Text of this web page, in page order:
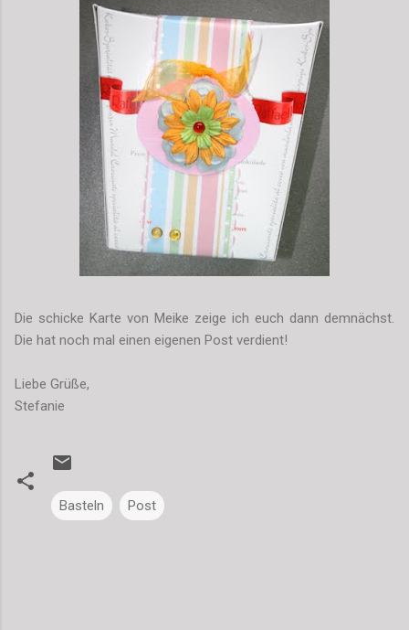
Die schicke Karte von Meike zeige ich euch dann demnächst.
Die hat noch mal einen eigenen Post verdient!
Liebe Grüße,
Stefanie
Basteln Post